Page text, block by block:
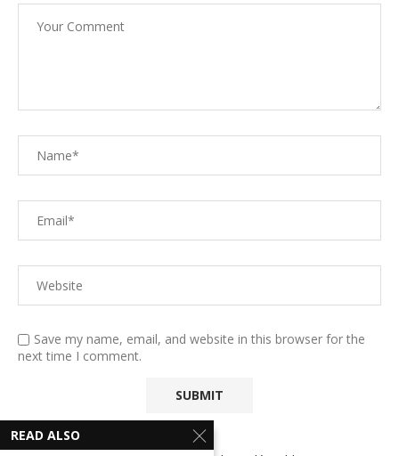
Save my name, email, and website in this browser for the
next time I comment.
READ ALSO